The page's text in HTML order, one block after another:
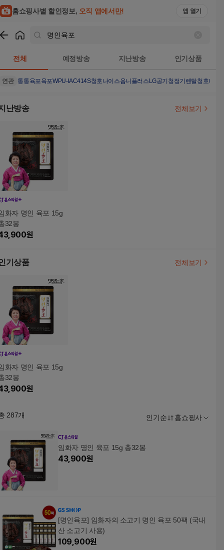
홈쇼핑사별 할인정보, 오직 앱에서만! 앱 열기
전체 예정방송 지난방송 인기상품
연관 통통육포육포WPU-IAC414S청호나이스옴니플러스 LG공기청정기렌탈청호나이
난방송 전체보기
화자 명인 육포 15g
32봉
원
기상품 전체보기
화자 명인 육포 15g
32봉
원
287개 인기순 홈쇼핑사
임화자 명인 육포 15g 총32봉
43,900원
[명인육포] 임화자의 소고기 명인 육포 50팩 (국내
산 소고기 사용)
109,900원